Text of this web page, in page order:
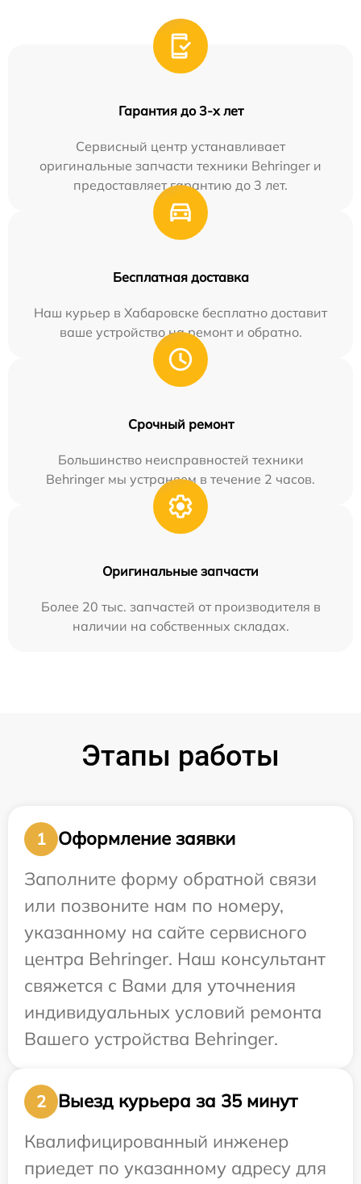
Гарантия до 3-х лет
Сервисный центр устанавливает
оригинальные запчасти техники Behringer и
предоставляет гарантию до 3 лет.
Бесплатная доставка
Наш курьер в Хабаровске бесплатно доставит
ваше устройство на ремонт и обратно.
Срочный ремонт
Большинство неисправностей техники
Behringer мы устраняем в течение 2 часов.
Оригинальные запчасти
Более 20 тыс. запчастей от производителя в
наличии на собственных складах.
Этапы работы
1
Оформление заявки
Заполните форму обратной связи
или позвоните нам по номеру,
указанному на сайте сервисного
центра Behringer. Наш консультант
свяжется с Вами для уточнения
индивидуальных условий ремонта
Вашего устройства Behringer.
2
Выезд курьера за 35 минут
Квалифицированный инженер
приедет по указанному адресу для